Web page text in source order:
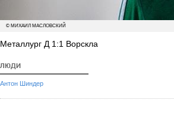
© МИХАИЛ МАСЛОВСКИЙ
Металлург Д 1:1 Ворскла
ЛЮДИ
Антон Шиндер